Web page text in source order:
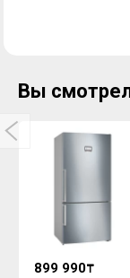
Вы
899 990₸